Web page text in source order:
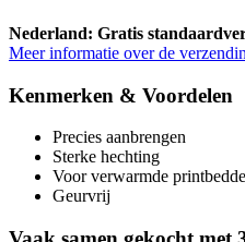
Nederland: Gratis
Meer informatie over de
Kenmerken & Voordelen
Precies aanbrengen
Sterke hechting
Voor verwarmde
Geurvrij